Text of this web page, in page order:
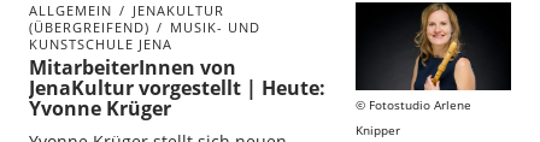
Fotostudio Arlene
Knipper
ALLGEMEIN
JENAKULTUR
(ÜBERGREIFEND)
MUSIK- UND
KUNSTSCHULE JENA
MitarbeiterInnen von
JenaKultur vorgestellt | Heute:
Yvonne Krüger